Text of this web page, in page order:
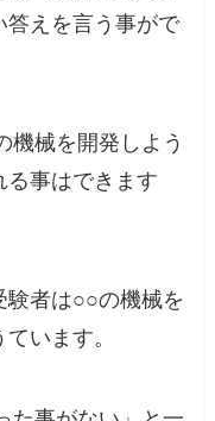
答えを言う事がで
機械を開発しよう
る事はできます
験者は○○の機械を
います。